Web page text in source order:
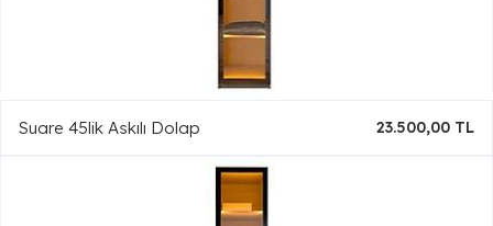
Suare 45lik Askılı Dolap 23.500,00 TL